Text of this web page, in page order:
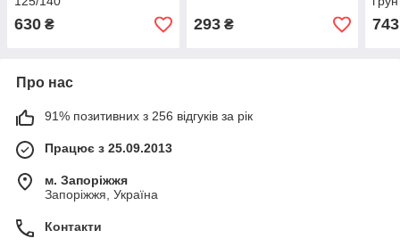
630 ₴ 293₴ 743
Про нас
91% позитивних з 256 відгуків за рік
Працює з 25.09.2013
м. Запоріжжя
Запоріжжя, Україна
Контакти